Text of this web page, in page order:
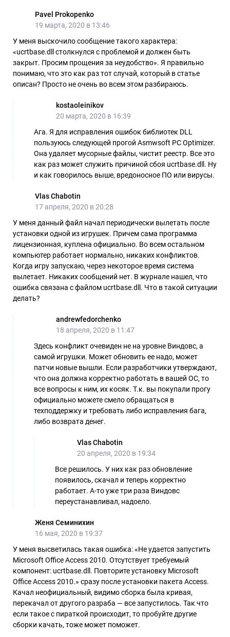
Pavel Prokopenko
19 марта, 2020 в 13:46
У меня выскочило сообщение такого характера:
«ucrtbase.dll столкнулся с проблемой и должен быть
закрыт. Просим прощения за неудобство». Я правильно
понимаю, что это как раз тот случай, который в статье
описан? Просто не очень во всем этом разбираюсь.
kostaoleinikov
20 марта, 2020 в 16:39
Ага. Я для исправления ошибок библиотек DLL
пользуюсь следующей прогой Asmwsoft PC Optimizer.
Она удаляет мусорные файлы, чистит реестр. Все это
как раз может служить причиной сбоя ucrtbase.dll. Ну
и как говорилось выше, вредоносное ПО или вирусы.
Vlas Chabotin
17 апреля, 2020 в 20:28
У меня данный файл начал периодически вылетать после
установки одной из игрушек. Причем сама программа
лицензионная, куплена официально. Во всем остальном
компьютер работает нормально, никаких конфликтов.
Когда игру запускаю, через некоторое время система
вылетает. Никаких сообщений нет. В журнале нашел, что
ошибка связана с файлом ucrtbase.dll. Что в такой ситуации
делать?
andrewfedorchenko
18 апреля, 2020 в 11:47
Здесь конфликт очевиден не на уровне Виндовс, а
самой игрушки. Может обновить ее надо, может
патчи новые вышли. Если разработчики утверждают,
что она должна корректно работать в вашей ОС, то
все вопросы к ним, их косяк. Т.к. вы покупали прогу
официально можете смело обращаться в
техподдержку и требовать либо исправления бага,
либо возврата денег.
Vlas Chabotin
20 апреля, 2020 в 19:34
Все решилось. У них как раз обновление
появилось, скачал и теперь корректно
работает. А-то уже три раза Виндовс
переустанавливал, надоело.
Женя Семинихин
16 мая, 2020 в 19:37
У меня высветилась такая ошибка: «Не удается запустить
Microsoft Office Access 2010. Отсутствует требуемый
компонент: ucrtbase.dll. Повторите установку Microsoft
Office Access 2010.» сразу после установки пакета Access.
Качал неофициальный, видимо сборка была кривая,
перекачал от другого разраба — все запустилось. Так что
если такое с пираткой происходит, то пробуйте другие
сборки качать, тоже может поможет.